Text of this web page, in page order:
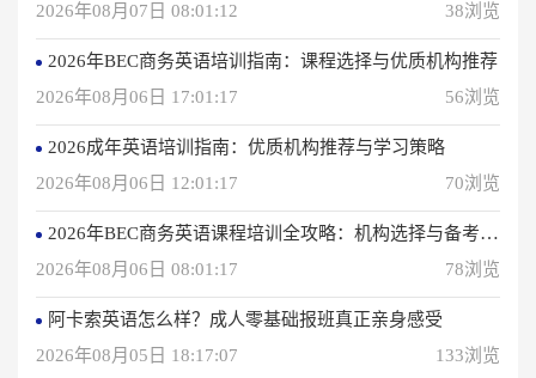
2026年08月07日 08:01:12
38浏览
2026年BEC商务英语培训指南：课程选择与优质机构推荐
2026年08月06日 17:01:17
56浏览
2026成年英语培训指南：优质机构推荐与学习策略
2026年08月06日 12:01:17
70浏览
2026年BEC商务英语课程培训全攻略：机构选择与备考指南
2026年08月06日 08:01:17
78浏览
阿卡索英语怎么样？成人零基础报班真正亲身感受
2026年08月05日 18:17:07
133浏览